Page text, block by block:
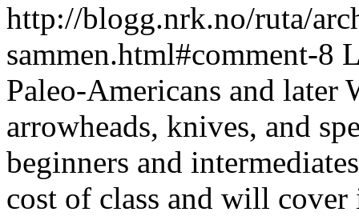
http://blogg.nrk.no/ruta/
sammen.html#comment-8
Paleo-Americans and later
arrowheads, knives, and
beginners and
cost of class and will